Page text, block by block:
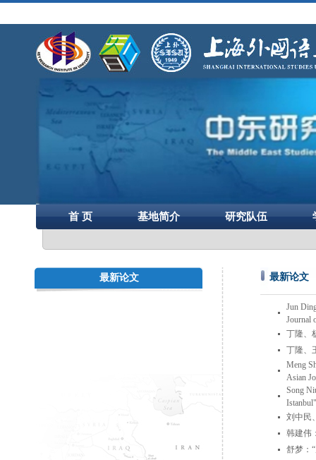
首 页 基地简介 研究队伍
最新论文 最新论文
Jun
Journal
丁隆、
丁隆、
Meng
Asian
Song
刘中民
韩建伟
舒梦：